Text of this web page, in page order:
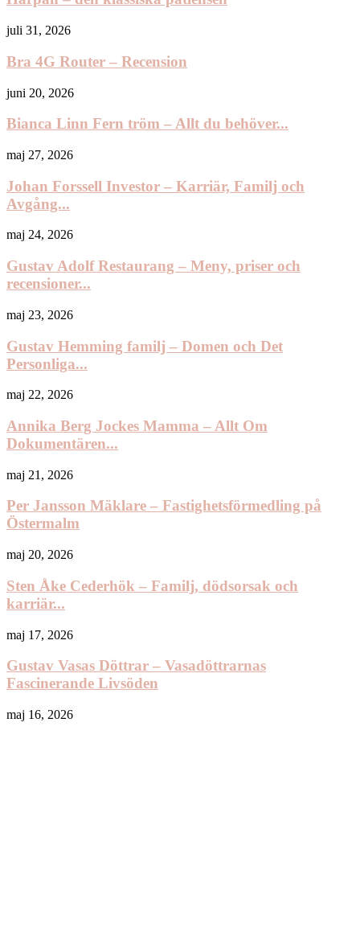
juli 31, 2026
Bra 4G Router – Recension
juni 20, 2026
Bianca Linn Fern tröm – Allt du behöver...
maj 27, 2026
Johan Forssell Investor – Karriär, Familj och
Avgång...
maj 24, 2026
Gustav Adolf Restaurang – Meny, priser och
recensioner...
maj 23, 2026
Gustav Hemming familj – Domen och Det
Personliga...
maj 22, 2026
Annika Berg Jockes Mamma – Allt Om
Dokumentären...
maj 21, 2026
Per Jansson Mäklare – Fastighetsförmedling på
Östermalm
maj 20, 2026
Sten Åke Cederhök – Familj, dödsorsak och
karriär...
maj 17, 2026
Gustav Vasas Döttrar – Vasadöttrarnas
Fascinerande Livsöden
maj 16, 2026